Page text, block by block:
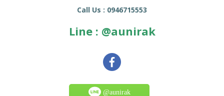
Call Us : 0946715553
Line : @aunirak
@aunirak